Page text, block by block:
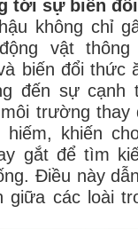
tới sự biến
không chỉ
vật thông
biến đổi thức
đến sự cạnh
trường thay
khiến
gắt để tìm
Điều này
giữa các loài